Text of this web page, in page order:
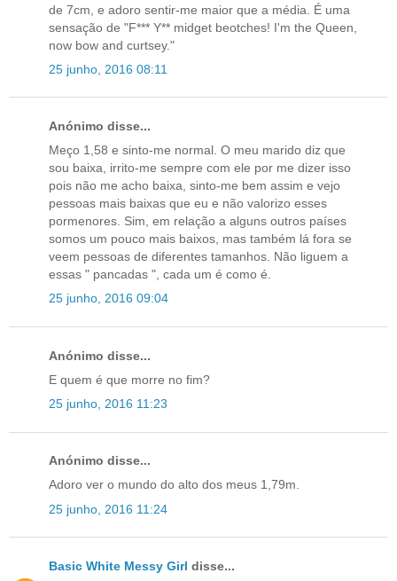
de 7cm, e adoro sentir-me maior que a média. É uma
sensação de "F*** Y** midget beotches! I'm the Queen,
now bow and curtsey."
25 junho, 2016 08:11
Anónimo disse...
Meço 1,58 e sinto-me normal. O meu marido diz que
sou baixa, irrito-me sempre com ele por me dizer isso
pois não me acho baixa, sinto-me bem assim e vejo
pessoas mais baixas que eu e não valorizo esses
pormenores. Sim, em relação a alguns outros países
somos um pouco mais baixos, mas também lá fora se
veem pessoas de diferentes tamanhos. Não liguem a
essas " pancadas ", cada um é como é.
25 junho, 2016 09:04
Anónimo disse...
E quem é que morre no fim?
25 junho, 2016 11:23
Anónimo disse...
Adoro ver o mundo do alto dos meus 1,79m.
25 junho, 2016 11:24
Basic White Messy Girl disse...